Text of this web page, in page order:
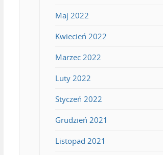
Maj 2022
Kwiecień 2022
Marzec 2022
Luty 2022
Styczeń 2022
Grudzień 2021
Listopad 2021